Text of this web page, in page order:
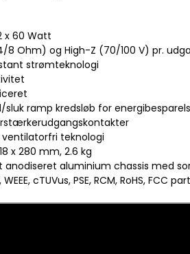
x 60 Watt
8 Ohm) og High-Z (70/100 V) pr.
strømteknologi
ramp kredsløb for
ventilatorfri teknologi
x 280 mm, 2.6 kg
anodiseret aluminium chassis med
cTUVus, PSE, RCM, RoHS, FCC